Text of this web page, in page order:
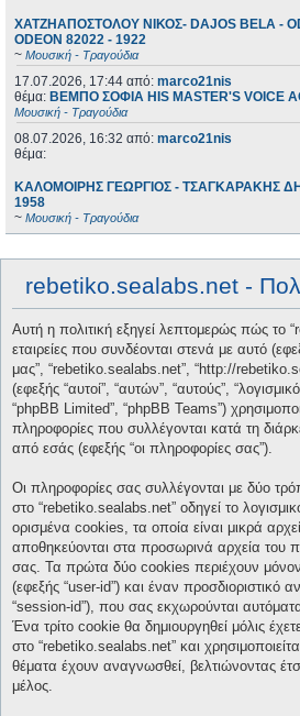
ΧΑΤΖΗΑΠΟΣΤΟΛΟΥ ΝΙΚΟΣ- DAJOS BELA -
ODEON 82022 - 1922
~ Μουσική - Τραγούδια
17.07.2026, 17:44 από: marco21nis
θέμα: ΒΕΜΠΟ ΣΟΦΙΑ HIS MASTER'S VOICE
Μουσική - Τραγούδια
08.07.2026, 16:32 από: marco21nis
θέμα:
ΚΑΛΟΜΟΙΡΗΣ ΓΕΩΡΓΙΟΣ - ΤΣΑΓΚΑΡΑΚΗΣ
1958
~ Μουσική - Τραγούδια
rebetiko.sealabs.net -
Αυτή η πολιτική εξηγεί λεπτομερώς πώς το
εταιρείες που συνδέονται στενά με αυτό
μας”, “rebetiko.sealabs.net”, “http://
(εφεξής “αυτοί”, “αυτών”, “αυτούς”,
“phpBB Limited”, “phpBB Teams”)
πληροφορίες που συλλέγονται κατά τη
από εσάς (εφεξής “οι πληροφορίες σας”).
Οι πληροφορίες σας συλλέγονται με δύο
στο “rebetiko.sealabs.net” οδηγεί το
ορισμένα cookies, τα οποία είναι μικρά
αποθηκεύονται στα προσωρινά αρχεία του
σας. Τα πρώτα δύο cookies περιέχουν μόνον
(εφεξής “user-id”) και έναν προσδιοριστικό
“session-id”), που σας εκχωρούνται
Ένα τρίτο cookie θα δημιουργηθεί μόλις
στο “rebetiko.sealabs.net” και
θέματα έχουν αναγνωσθεί, βελτιώνοντας
μέλος.